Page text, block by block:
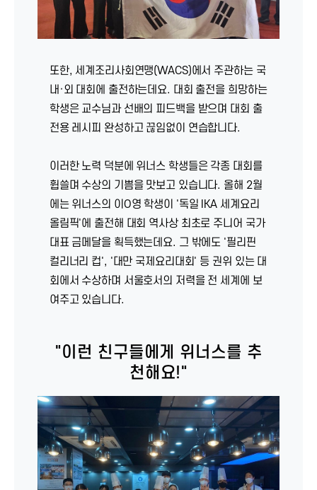
또한, 세계조리사회연맹(WACS)에서 주관하는 국
내·외 대회에 출전하는데요. 대회 출전을 희망하는
학생은 교수님과 선배의 피드백을 받으며 대회 출
전용 레시피 완성하고 끊임없이 연습합니다.
이러한 노력 덕분에 위너스 학생들은 각종 대회를
휩쓸며 수상의 기쁨을 맛보고 있습니다. 올해 2월
에는 위너스의 이O영 학생이 '독일 IKA 세계요리
올림픽'에 출전해 대회 역사상 최초로 주니어 국가
대표 금메달을 획득했는데요. 그 밖에도 '필리핀
컬리너리 컵', '대만 국제요리대회' 등 권위 있는 대
회에서 수상하며 서울호서의 저력을 전 세계에 보
여주고 있습니다.
"이런 친구들에게 위너스를 추
천해요!"